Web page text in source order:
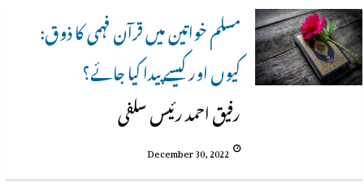
مسلم خواتین میں قرآن فہمی کا ذوق:
کیوں اور کیسے پیدا کیا جائے؟
رفیق احمد رئیس سلفی
December 30, 2022